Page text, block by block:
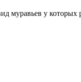
муравьев у которых